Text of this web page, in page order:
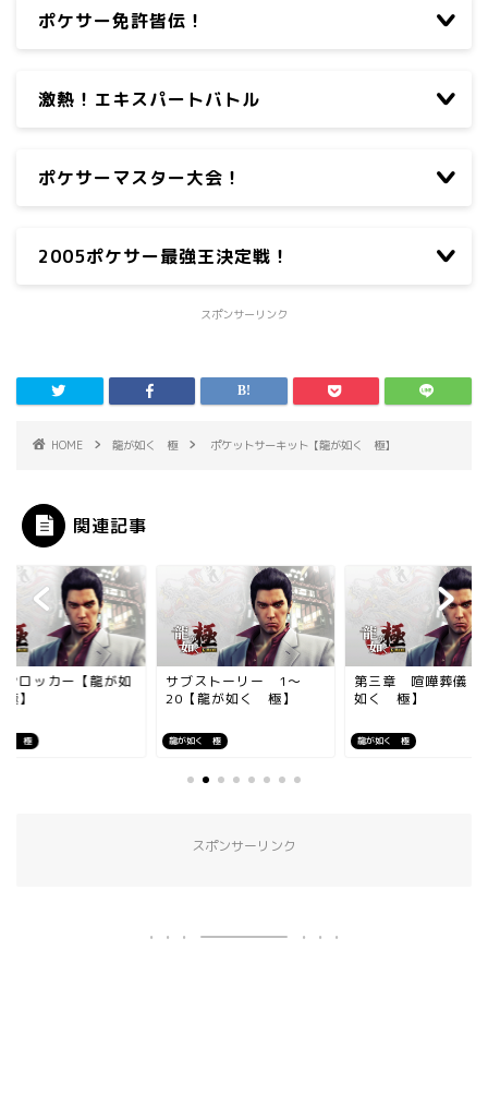
ポケサー免許皆伝！
激熱！エキスパートバトル
ポケサーマスター大会！
2005ポケサー最強王決定戦！
スポンサーリンク
HOME 龍が如く 極 ポケットサーキット【龍が如く 極】
関連記事
く 極
ンロッカー【龍が如
】
龍が如く 極
サブストーリー 1～
20【龍が如く 極】
龍が如く 極
第三章 喧嘩葬儀【
如く 極】
スポンサーリンク